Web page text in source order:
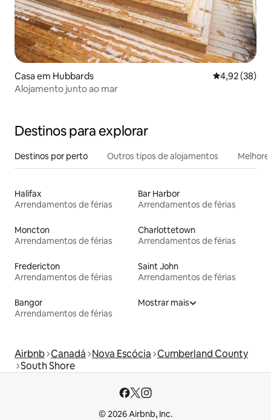
Casa em Hubbards Classificação
4,92 (38)
Alojamento junto ao mar
Destinos para explorar
Destinos por perto Outros tipos de alojamentos
Halifax
Arrendamentos de férias
Bar Harbor
Arrendamentos de férias
Moncton
Arrendamentos de férias
Charlottetown
Arrendamentos de férias
Fredericton
Arrendamentos de férias
Saint John
Arrendamentos de férias
Bangor
Arrendamentos de férias
Mostrar mais
Airbnb Canadá Nova Escócia Cumberland County
South Shore
© 2026 Airbnb, Inc.